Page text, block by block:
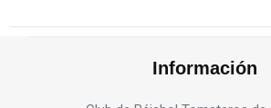
Información